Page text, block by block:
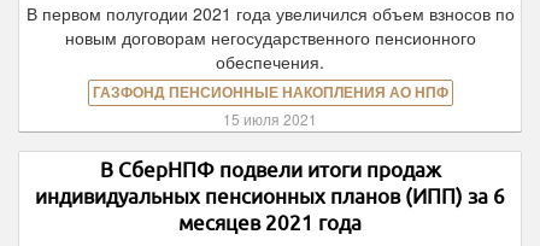
В первом полугодии 2021 года увеличился объем взносов по
новым договорам негосударственного пенсионного
обеспечения.
ГАЗФОНД ПЕНСИОННЫЕ НАКОПЛЕНИЯ АО НПФ
15 июля 2021
В СберНПФ подвели итоги продаж
индивидуальных пенсионных планов (ИПП) за 6
месяцев 2021 года